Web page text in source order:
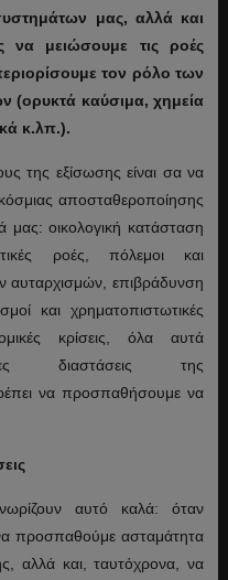
μας, αλλά και
να μειώσουμε τις ροές
τον ρόλο των
(ορυκτά καύσιμα, χημεία
κ.λπ.).
της εξίσωσης είναι σα να
αποσταθεροποίησης
μας: οικολογική κατάσταση
ροές, πόλεμοι και
αυταρχισμών, επιβράδυνση
και χρηματοπιστωτικές
κρίσεις, όλα αυτά
διαστάσεις της
να προσπαθήσουμε να
αυτό καλά: όταν
προσπαθούμε ασταμάτητα
αλλά και, ταυτόχρονα, να